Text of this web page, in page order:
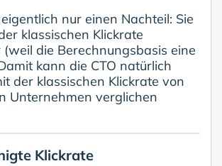
nur einen Nachteil: Sie
klassischen Klickrate
die Berechnungsbasis eine
kann die CTO natürlich
der klassischen Klickrate von
Unternehmen verglichen
Klickrate